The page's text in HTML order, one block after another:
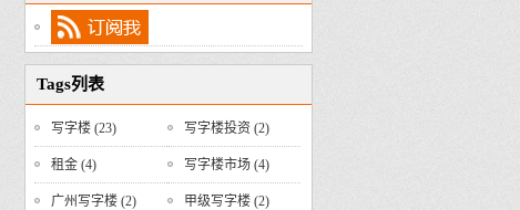
Tags列表
写字楼 (23) 写字楼投资 (2)
租金 (4) 写字楼市场 (4)
广州写字楼 (2) 甲级写字楼 (2)